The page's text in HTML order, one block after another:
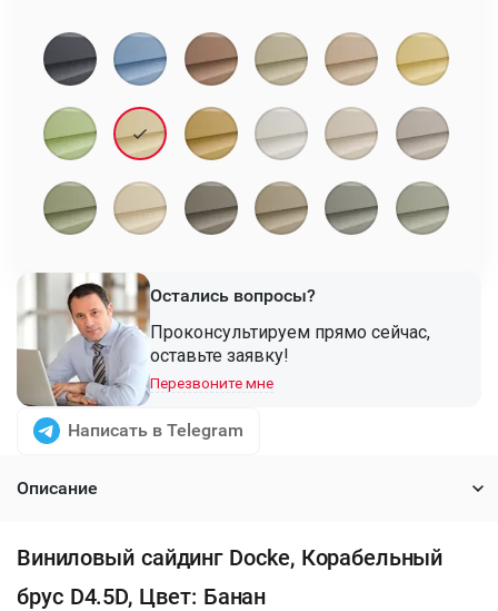
Остались вопросы?
Проконсультируем прямо сейчас,
оставьте заявку!
Перезвоните мне
Написать в Telegram
Описание
Виниловый сайдинг Docke, Корабельный
брус D4.5D, Цвет: Банан